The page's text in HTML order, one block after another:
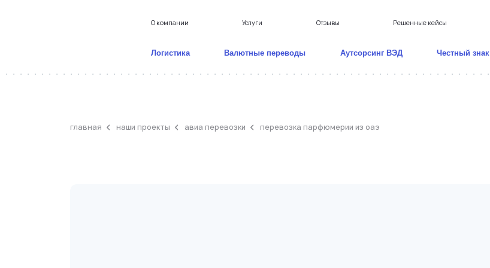
О компании Услуги Отзывы Решенные кейсы
Логистика Валютные переводы Аутсорсинг ВЭД Честный знак
главная наши проекты авиа перевозки перевозка парфюмерии из оаэ